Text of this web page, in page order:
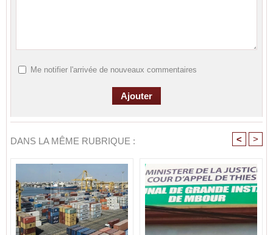
Me notifier l'arrivée de nouveaux commentaires
DANS LA MÊME RUBRIQUE : < >